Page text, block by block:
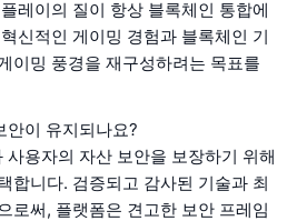
레이의 질이 항상 블록체인 통합에
신적인 게이밍 경험과 블록체인 기
이밍 풍경을 재구성하려는 목표를
이 유지되나요?
용자의 자산 보안을 보장하기 위해
합니다. 검증되고 감사된 기술과 최
로써, 플랫폼은 견고한 보안 프레임